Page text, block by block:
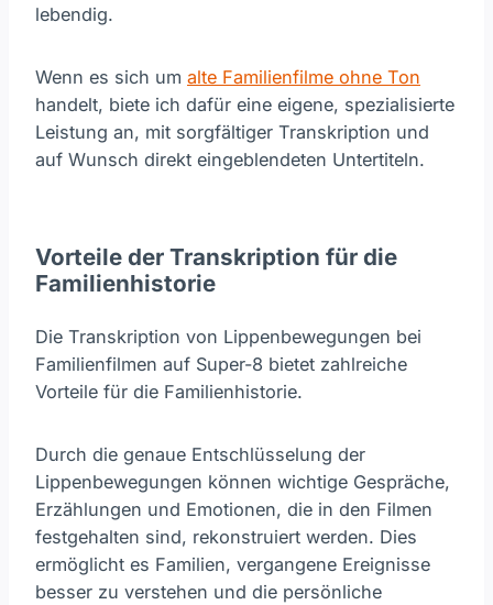
lebendig.
Wenn es sich um alte Familienfilme ohne Ton
handelt, biete ich dafür eine eigene, spezialisierte
Leistung an, mit sorgfältiger Transkription und
auf Wunsch direkt eingeblendeten Untertiteln.
Vorteile der Transkription für die
Familienhistorie
Die Transkription von Lippenbewegungen bei
Familienfilmen auf Super-8 bietet zahlreiche
Vorteile für die Familienhistorie.
Durch die genaue Entschlüsselung der
Lippenbewegungen können wichtige Gespräche,
Erzählungen und Emotionen, die in den Filmen
festgehalten sind, rekonstruiert werden. Dies
ermöglicht es Familien, vergangene Ereignisse
besser zu verstehen und die persönliche